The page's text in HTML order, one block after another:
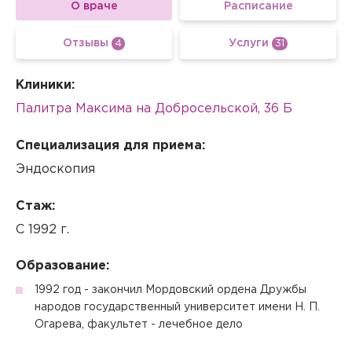
О враче Расписание
Отзывы 4 Услуги 31
Клиники:
Палитра Максима на Добросельской, 36 Б
Специализация для приема:
Эндоскопия
Стаж:
С 1992 г.
Образование:
1992 год - закончил Мордовский ордена Дружбы
народов государственный университет имени Н. П.
Огарева, факультет - лечебное дело